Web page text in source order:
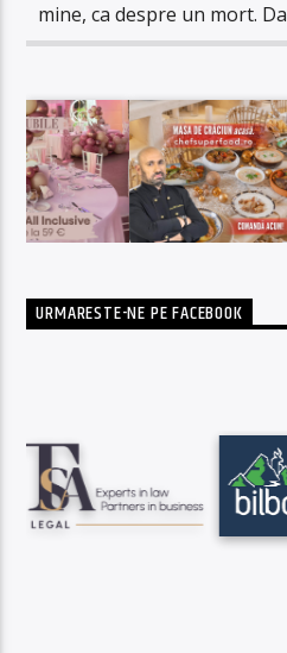
mine, ca despre un mort.
URMARESTE-NE PE FACEBOOK